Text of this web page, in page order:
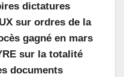
dictatures
sur ordres de la
gagné en mars
sur la totalité
documents